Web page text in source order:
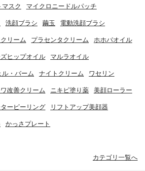
スク マイクロニードルパッチ
洗顔ブラシ 繭玉 電動洗顔ブラシ
リーム プラセンタクリーム ホホバオイル
ヒップオイル マルラオイル
ル・バーム ナイトクリーム ワセリン
改善クリーム ニキビ塗り薬 美顔ローラー
ーピーリング リフトアップ美顔器
かっさプレート
カテゴリ一覧へ